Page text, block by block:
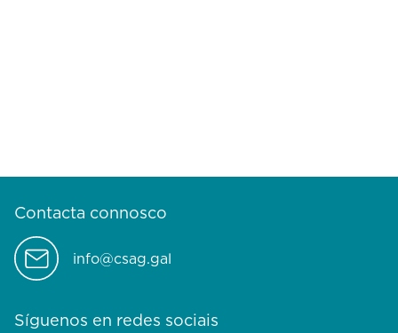
Contacta connosco
info@csag.gal
Síguenos en redes sociais